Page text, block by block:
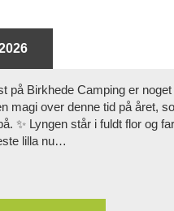
på Birkhede Camping er
magi over denne tid på året,
✨ Lyngen står i fuldt flor og
lilla nu…